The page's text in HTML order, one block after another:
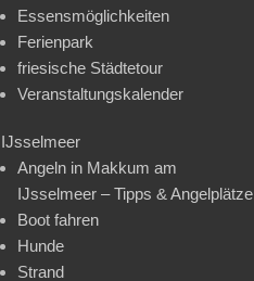
Essensmöglichkeiten
Ferienpark
friesische Städtetour
Veranstaltungskalender
IJsselmeer
Angeln in Makkum am
IJsselmeer – Tipps & Angelplätze
Boot fahren
Hunde
Strand